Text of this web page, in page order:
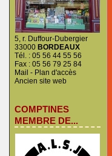
5, r. Duffour-Dubergier
33000 BORDEAUX
Tél. : 05 56 44 55 56
Fax : 05 56 79 25 84
Mail - Plan d'accès
Ancien site web
COMPTINES
MEMBRE DE...